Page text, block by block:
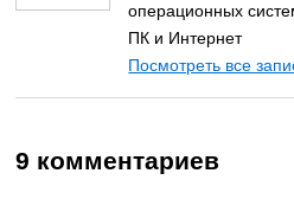
операционных
ПК и Интернет
Посмотреть все
9 комментариев